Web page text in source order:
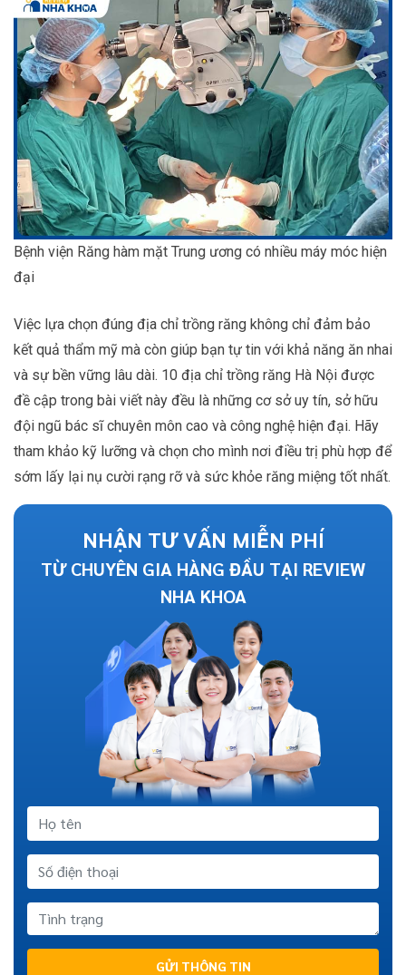
Bệnh viện Răng hàm mặt Trung ương có nhiều máy móc hiện
đại
Việc lựa chọn đúng địa chỉ trồng răng không chỉ đảm bảo
kết quả thẩm mỹ mà còn giúp bạn tự tin với khả năng ăn nhai
và sự bền vững lâu dài. 10 địa chỉ trồng răng Hà Nội được
đề cập trong bài viết này đều là những cơ sở uy tín, sở hữu
đội ngũ bác sĩ chuyên môn cao và công nghệ hiện đại. Hãy
tham khảo kỹ lưỡng và chọn cho mình nơi điều trị phù hợp để
sớm lấy lại nụ cười rạng rỡ và sức khỏe răng miệng tốt nhất.
NHẬN TƯ VẤN MIỄN PHÍ
TỪ CHUYÊN GIA HÀNG ĐẦU TẠI REVIEW
NHA KHOA
GỬI THÔNG TIN